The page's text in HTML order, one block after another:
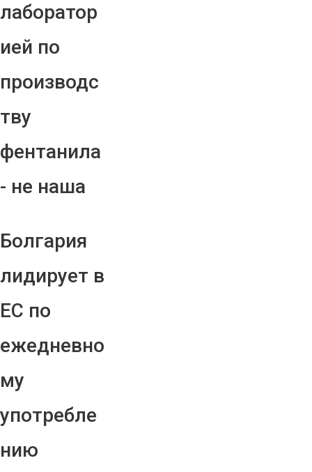
лаборатор
ией по
производс
тву
фентанила
- не наша
Болгария
лидирует в
ЕС по
ежедневно
му
употребле
нию